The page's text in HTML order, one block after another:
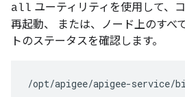
all ユーティリティを使用して、
再起動、 または、ノード上のすべ
トのステータスを確認します。
/opt/apigee/apigee-